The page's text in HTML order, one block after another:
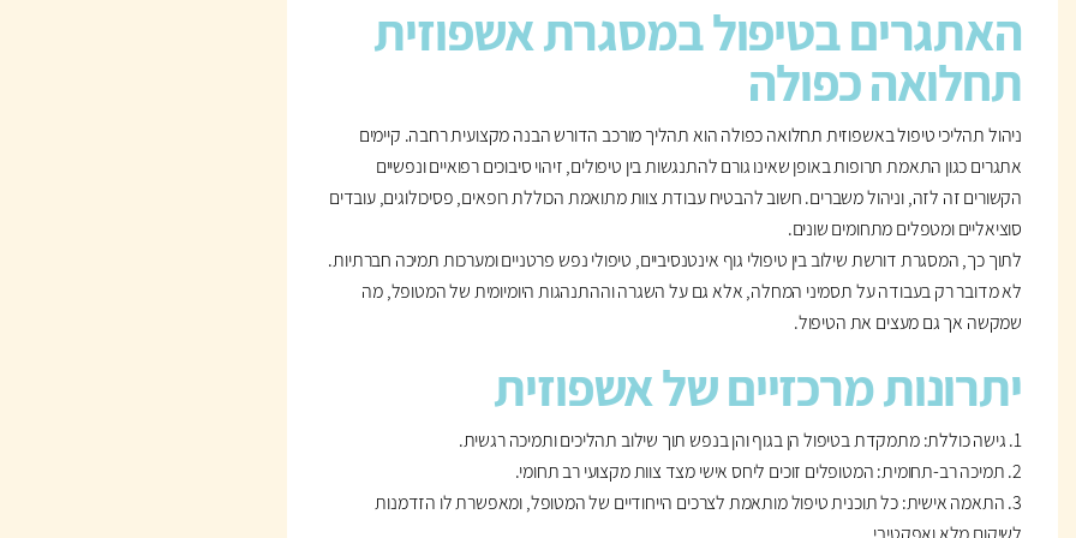
האתגרים בטיפול במסגרת אשפוזית
תחלואה כפולה
ניהול תהליכי טיפול באשפוזית תחלואה כפולה הוא תהליך מורכב הדורש הבנה מקצועית רחבה. קיימים
אתגרים כגון התאמת תרופות באופן שאינו גורם להתנגשות בין טיפולים, זיהוי סיבוכים רפואיים ונפשיים
הקשורים זה לזה, וניהול משברים. חשוב להבטיח עבודת צוות מתואמת הכוללת רופאים, פסיכולוגים, עובדים
סוציאליים ומטפלים מתחומים שונים.
לתוך כך, המסגרת דורשת שילוב בין טיפולי גוף אינטנסיביים, טיפולי נפש פרטניים ומערכות תמיכה חברתיות.
לא מדובר רק בעבודה על תסמיני המחלה, אלא גם על השגרה וההתנהגות היומיומית של המטופל, מה
שמקשה אך גם מעצים את הטיפול.
יתרונות מרכזיים של אשפוזית
1. גישה כוללת: מתמקדת בטיפול הן בגוף והן בנפש תוך שילוב תהליכים ותמיכה רגשית.
2. תמיכה רב-תחומית: המטופלים זוכים ליחס אישי מצד צוות מקצועי רב תחומי.
3. התאמה אישית: כל תוכנית טיפול מותאמת לצרכים הייחודיים של המטופל, ומאפשרת לו הזדמנות